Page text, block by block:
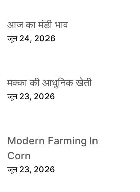
आज का मंडी भाव
जून 24, 2026
मक्का की आधुनिक खेती
जून 23, 2026
Modern Farming In
Corn
जून 23, 2026